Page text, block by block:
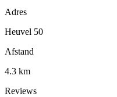
Adres
Heuvel 50
Afstand
4.3 km
Reviews